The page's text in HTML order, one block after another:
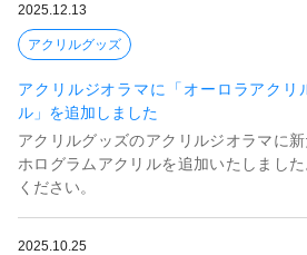
2025.12.13
アクリルグッズ
アクリルジオラマに「オーロラアクリ
ル」を追加しました
アクリルグッズのアクリルジオラマに
ホログラムアクリルを追加いたしまし
ください。
2025.10.25